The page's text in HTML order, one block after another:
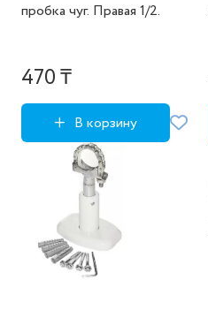
пробка чуг. Правая 1/2.
470 ₸
В корзину